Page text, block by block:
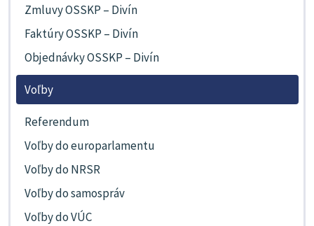
Zmluvy OSSKP – Divín
Faktúry OSSKP – Divín
Objednávky OSSKP – Divín
Voľby
Referendum
Voľby do europarlamentu
Voľby do NRSR
Voľby do samospráv
Voľby do VÚC